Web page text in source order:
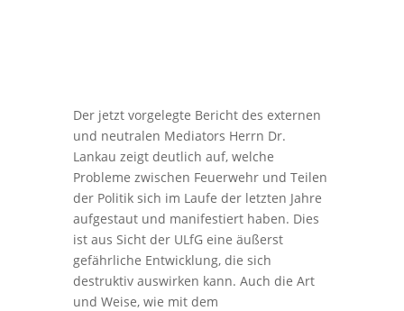
Der jetzt vorgelegte Bericht des externen
und neutralen Mediators Herrn Dr.
Lankau zeigt deutlich auf, welche
Probleme zwischen Feuerwehr und Teilen
der Politik sich im Laufe der letzten Jahre
aufgestaut und manifestiert haben. Dies
ist aus Sicht der ULfG eine äußerst
gefährliche Entwicklung, die sich
destruktiv auswirken kann. Auch die Art
und Weise, wie mit dem